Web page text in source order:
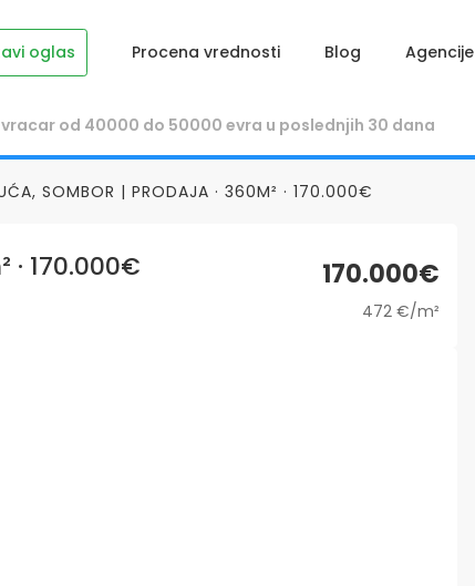
oglas Procena vrednosti Blog Agencije
SOMBOR | PRODAJA · 360M² · 170.000€
· 170.000€ 170.000€
472 €/m²